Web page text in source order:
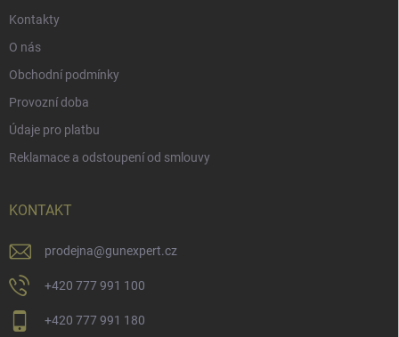
Kontakty
O nás
Obchodní podmínky
Provozní doba
Údaje pro platbu
Reklamace a odstoupení od smlouvy
KONTAKT
prodejna@gunexpert.cz
+420 777 991 100
+420 777 991 180